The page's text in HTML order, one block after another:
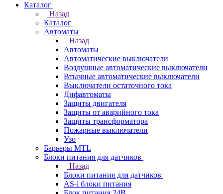
Каталог
Назад
Каталог
Автоматы
Назад
Автоматы
Автоматические выключатели
Воздушные автоматические выключатели
Втычные автоматические выключатели
Выключатели остаточного тока
Дифавтоматы
Защиты двигателя
Защиты от аварийного тока
Защиты трансформатора
Пожарные выключатели
Узо
Барьеры MTL
Блоки питания для датчиков
Назад
Блоки питания для датчиков
AS-i блоки питания